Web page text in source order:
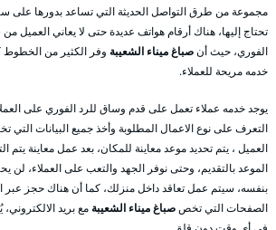
مجموعة من طرق التواصل الحديثة التي تساعد بدورها على
تحتاج إليها، هناك أرقام هواتف عديدة حتى لا يعاني العميل
الفوري، حيث أنصباغ ميناء الشعيبة وفر الكثير من
خدمه مريحة للعملاء.
يوجد خدمه عملاء تعمل على قدم وساق للرد الفوري على
التعرف على نوع الاعمال المطلوبة وأخذ جميع البيانات
العميل ، يتم تحديد موعد معاينة للمكان، بعد عمل معاينة
الموعد بالتقديم، وحتى نوفر الجهد والتعب على العملاء، لن
بنفسه، سيتم عمل تعاقد داخل منزلك، كما أن هناك حجز عبر
الصفحات التي تخصصباغ ميناء الشعيبة مع بريد